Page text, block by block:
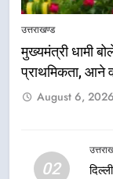
उत्तराखण्ड
मुख्यमंत्री धामी
प्राथमिकता, आने
August 6, 2026
02
5